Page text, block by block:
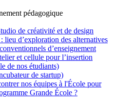
pédagogique
de créativité et de design
lieu d’exploration des alternatives
d’enseignement
et cellule pour l’insertion
de nos étudiants)
de startup)
nos équipes à l'École pour
Grande École ?